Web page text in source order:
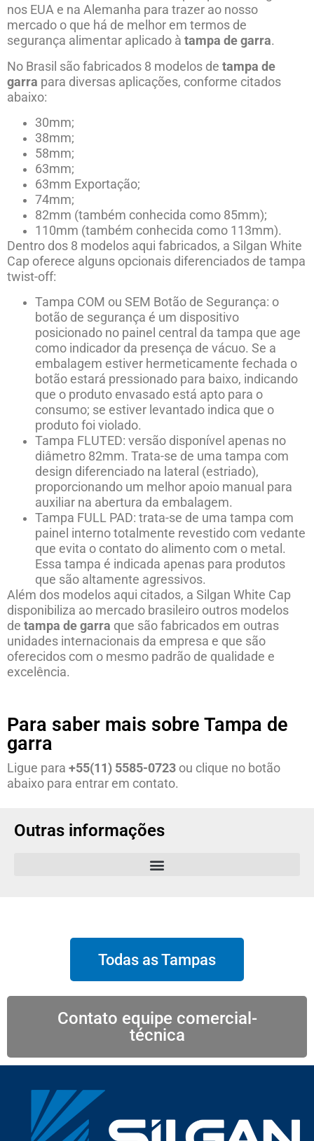
nos EUA e na Alemanha para trazer ao nosso
mercado o que há de melhor em termos de
segurança alimentar aplicado à tampa de garra.
No Brasil são fabricados 8 modelos de tampa de
garra para diversas aplicações, conforme citados
abaixo:
30mm;
38mm;
58mm;
63mm;
63mm Exportação;
74mm;
82mm (também conhecida como 85mm);
110mm (também conhecida como 113mm).
Dentro dos 8 modelos aqui fabricados, a Silgan White
Cap oferece alguns opcionais diferenciados de tampa
twist-off:
Tampa COM ou SEM Botão de Segurança: o
botão de segurança é um dispositivo
posicionado no painel central da tampa que age
como indicador da presença de vácuo. Se a
embalagem estiver hermeticamente fechada o
botão estará pressionado para baixo, indicando
que o produto envasado está apto para o
consumo; se estiver levantado indica que o
produto foi violado.
Tampa FLUTED: versão disponível apenas no
diâmetro 82mm. Trata-se de uma tampa com
design diferenciado na lateral (estriado),
proporcionando um melhor apoio manual para
auxiliar na abertura da embalagem.
Tampa FULL PAD: trata-se de uma tampa com
painel interno totalmente revestido com vedante
que evita o contato do alimento com o metal.
Essa tampa é indicada apenas para produtos
que são altamente agressivos.
Além dos modelos aqui citados, a Silgan White Cap
disponibiliza ao mercado brasileiro outros modelos
de tampa de garra que são fabricados em outras
unidades internacionais da empresa e que são
oferecidos com o mesmo padrão de qualidade e
excelência.
Para saber mais sobre Tampa de
garra
Ligue para +55(11) 5585-0723 ou clique no botão
abaixo para entrar em contato.
Outras informações
Todas as Tampas
Contato equipe comercial-
técnica